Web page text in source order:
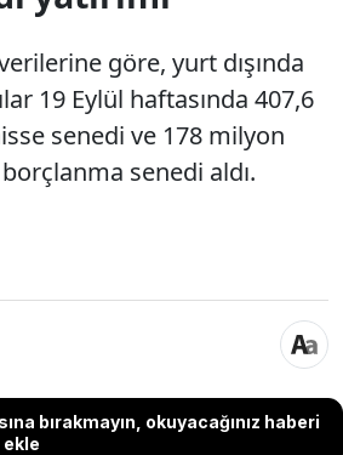
göre, yurt dışında
19 Eylül haftasında 407,6
senedi ve 178 milyon
senedi aldı.
bırakmayın, okuyacağınız haberi
ekle